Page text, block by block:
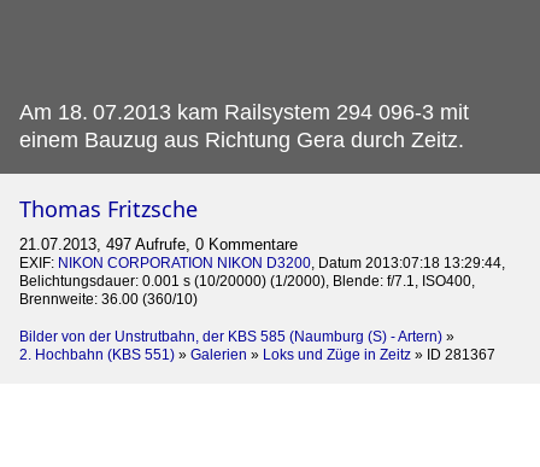
Am 18. 07.2013 kam Railsystem 294 096-3 mit
einem Bauzug aus Richtung Gera durch Zeitz.
Thomas Fritzsche
21.07.2013, 497 Aufrufe, 0 Kommentare
EXIF: NIKON CORPORATION NIKON D3200, Datum 2013:07:18 13:29:44,
Belichtungsdauer: 0.001 s (10/20000) (1/2000), Blende: f/7.1, ISO400,
Brennweite: 36.00 (360/10)
Bilder von der Unstrutbahn, der KBS 585 (Naumburg (S) - Artern) »
2. Hochbahn (KBS 551) » Galerien » Loks und Züge in Zeitz » ID 281367